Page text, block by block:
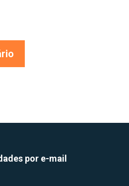
por e-mail